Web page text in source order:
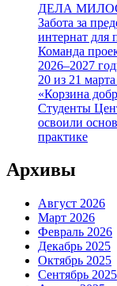
ДЕЛА
Забота за
интернат для
Команда
2026–2027
20 из 21
«Корзина
Студенты
освоили
практике
Архивы
Август 2026
Март 2026
Февраль 2026
Декабрь 2025
Октябрь 2025
Сентябрь 2025